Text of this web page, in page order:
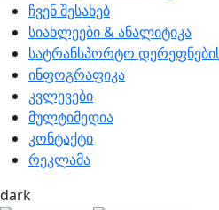
ჩვენ შესახებ
სიახლეები & ანალიტიკა
სატრანსპორტო დერეფნების
ინფოგრაფიკა
კვლევები
მულტიმედია
კონტაქტი
რეკლამა
dark